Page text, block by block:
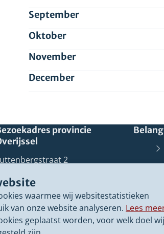
waarmee wij websitestatistieken
van onze website analyseren. Lees
geplaatst worden, voor welk doel
September
Oktober
November
December
provincie
2
499 88 99
10078
GB Zwolle